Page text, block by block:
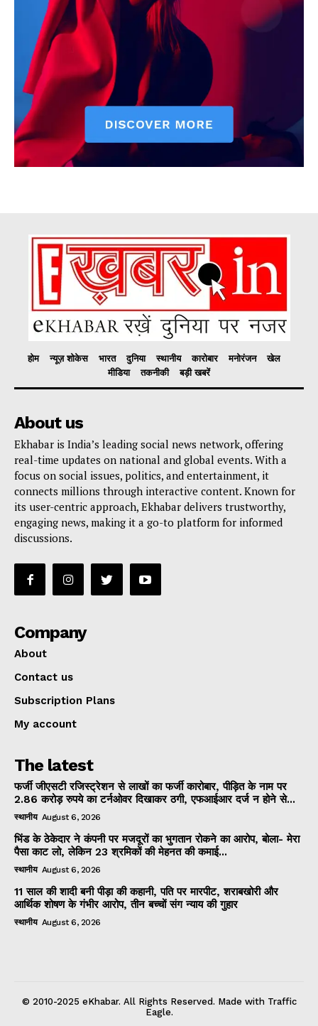
होम न्यूज़ शोकेस भारत दुनिया स्थानीय कारोबार मनोरंजन
खेल
मीडिया
तकनीकी बड़ी खबरें
About us
Ekhabar is India’s leading social news network, offering
real-time updates on national and global events. With a
focus on social issues, politics, and entertainment, it
connects millions through interactive content. Known for
its user-centric approach, Ekhabar delivers trustworthy,
engaging news, making it a go-to platform for informed
discussions.
Company
About
Contact us
Subscription Plans
My account
The latest
फर्जी जीएसटी रजिस्ट्रेशन से लाखों का फर्जी कारोबार, पीड़ित के नाम पर
2.86 करोड़ रुपये का टर्नओवर दिखाकर ठगी, एफआईआर दर्ज न होने से...
स्थानीय August 6, 2026
भिंड के ठेकेदार ने कंपनी पर मजदूरों का भुगतान रोकने का आरोप, बोला- मेरा
पैसा काट लो, लेकिन 23 श्रमिकों की मेहनत की कमाई...
स्थानीय August 6, 2026
11 साल की शादी बनी पीड़ा की कहानी, पति पर मारपीट, शराबखोरी और
आर्थिक शोषण के गंभीर आरोप, तीन बच्चों संग न्याय की गुहार
स्थानीय August 6, 2026
© 2010-2025 eKhabar. All Rights Reserved. Made with Traffic
Eagle.